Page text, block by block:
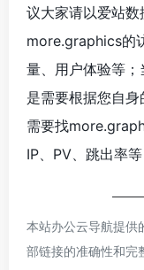
议大家请以爱站数
more.graphics的
量、用户体验等
是需要根据您自
需要找
IP、PV、跳出率等
本站办公云导航提
部链接的准确性和完